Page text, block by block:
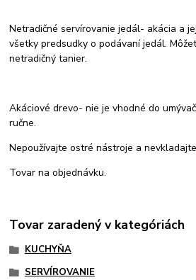
Netradičné servírovanie jedál- akácia a
všetky predsudky o podávaní jedál.
netradičný tanier.
Akáciové drevo- nie je vhodné do
ručne.
Nepoužívajte ostré nástroje a
Tovar na objednávku.
Tovar zaradený v kategóriách
KUCHYŇA
SERVÍROVANIE